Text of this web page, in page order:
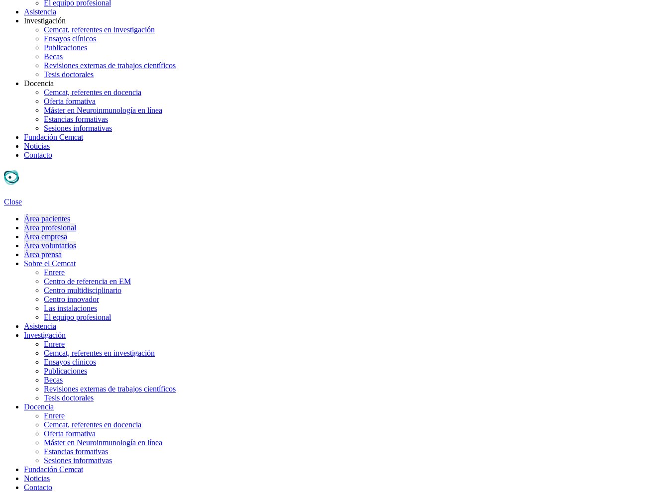
El equipo profesional
Asistencia
Investigación
Cemcat, referentes en investigación
Ensayos clínicos
Publicaciones
Becas
Revisiones externas de trabajos científicos
Tesis doctorales
Docencia
Cemcat, referentes en docencia
Oferta formativa
Máster en Neuroinmunología en línea
Estancias formativas
Sesiones informativas
Fundación Cemcat
Noticias
Contacto
Close
Área pacientes
Área profesional
Área empresa
Área voluntarios
Área prensa
Sobre el Cemcat
Enrere
Centro de referencia en EM
Centro multidisciplinario
Centro innovador
Las instalaciones
El equipo profesional
Asistencia
Investigación
Enrere
Cemcat, referentes en investigación
Ensayos clínicos
Publicaciones
Becas
Revisiones externas de trabajos científicos
Tesis doctorales
Docencia
Enrere
Cemcat, referentes en docencia
Oferta formativa
Máster en Neuroinmunología en línea
Estancias formativas
Sesiones informativas
Fundación Cemcat
Noticias
Contacto